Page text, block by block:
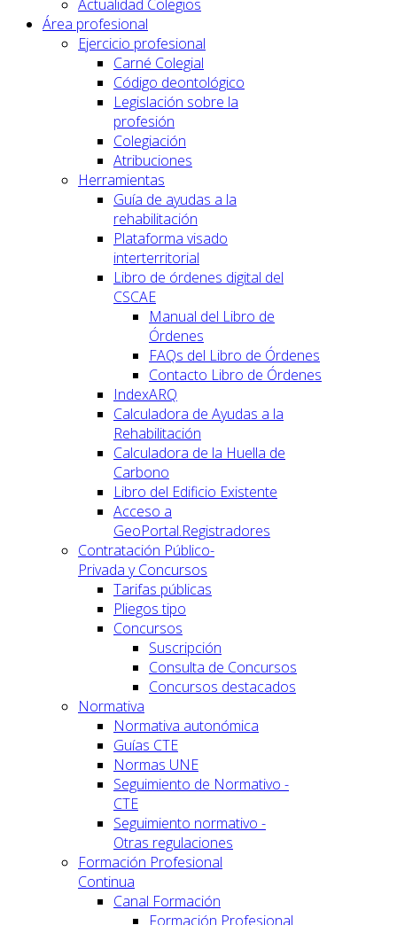
Actualidad Colegios
Área profesional
Ejercicio profesional
Carné Colegial
Código deontológico
Legislación sobre la
profesión
Colegiación
Atribuciones
Herramientas
Guía de ayudas a la
rehabilitación
Plataforma visado
interterritorial
Libro de órdenes digital del
CSCAE
Manual del Libro de
Órdenes
FAQs del Libro de Órdenes
Contacto Libro de Órdenes
IndexARQ
Calculadora de Ayudas a la
Rehabilitación
Calculadora de la Huella de
Carbono
Libro del Edificio Existente
Acceso a
GeoPortal.Registradores
Contratación Público-
Privada y Concursos
Tarifas públicas
Pliegos tipo
Concursos
Suscripción
Consulta de Concursos
Concursos destacados
Normativa
Normativa autonómica
Guías CTE
Normas UNE
Seguimiento de Normativo -
CTE
Seguimiento normativo -
Otras regulaciones
Formación Profesional
Continua
Canal Formación
Formación Profesional